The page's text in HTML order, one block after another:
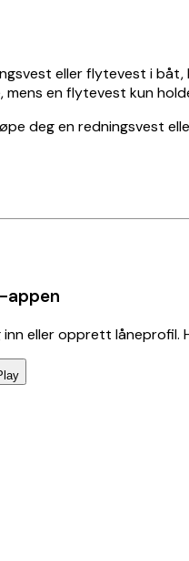
eller flytevest i
mens en flytevest kun
deg en redningsvest
appen
eller opprett låneprofil.